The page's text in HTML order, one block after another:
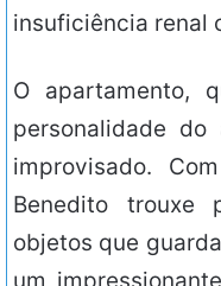
insuficiência renal
O apartamento,
personalidade
improvisado.
Benedito trouxe
objetos que
um